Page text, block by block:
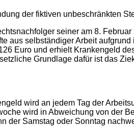
der fiktiven unbeschränkten
seiner am 8.
aus selbständiger Arbeit
Euro und erhielt Krankengeld
Grundlage dafür ist das
an jedem Tag der
wird in Abweichung von der
der Samstag oder Sonntag